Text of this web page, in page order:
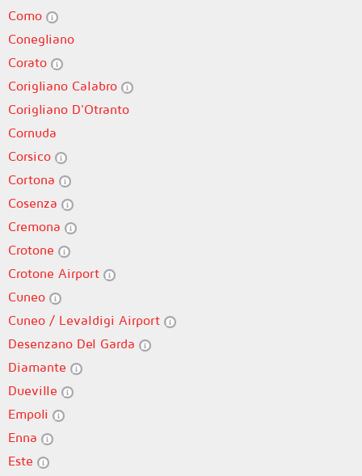
Como
Conegliano
Corato
Corigliano Calabro
Corigliano D'Otranto
Cornuda
Corsico
Cortona
Cosenza
Cremona
Crotone
Crotone Airport
Cuneo
Cuneo / Levaldigi Airport
Desenzano Del Garda
Diamante
Dueville
Empoli
Enna
Este